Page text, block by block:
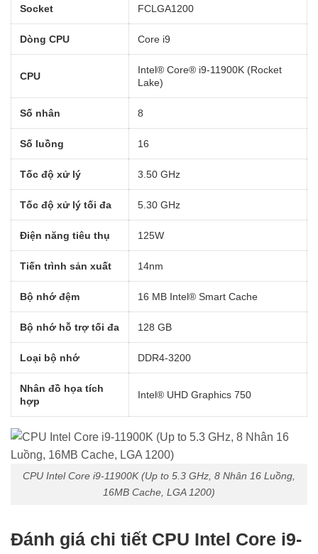
Socket FCLGA1200
Dòng CPU Core i9
CPU
Intel® Core® i9-11900K (Rocket
Lake)
Số nhân 8
Số luồng 16
Tốc độ xử lý 3.50 GHz
Tốc độ xử lý tối đa 5.30 GHz
Điện năng tiêu thụ 125W
Tiến trình sản xuất 14nm
Bộ nhớ đệm 16 MB Intel® Smart Cache
Bộ nhớ hỗ trợ tối đa 128 GB
Loại bộ nhớ DDR4-3200
Nhân đồ họa tích
hợp
Intel® UHD Graphics 750
CPU Intel Core i9-11900K (Up to 5.3 GHz, 8 Nhân 16 Luồng,
16MB Cache, LGA 1200)
Đánh giá chi tiết CPU Intel Core i9-